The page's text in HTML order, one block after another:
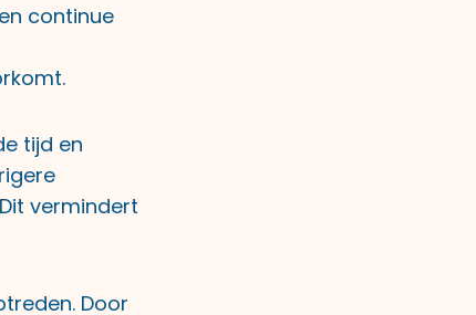
continue
tijd en
vermindert
Door